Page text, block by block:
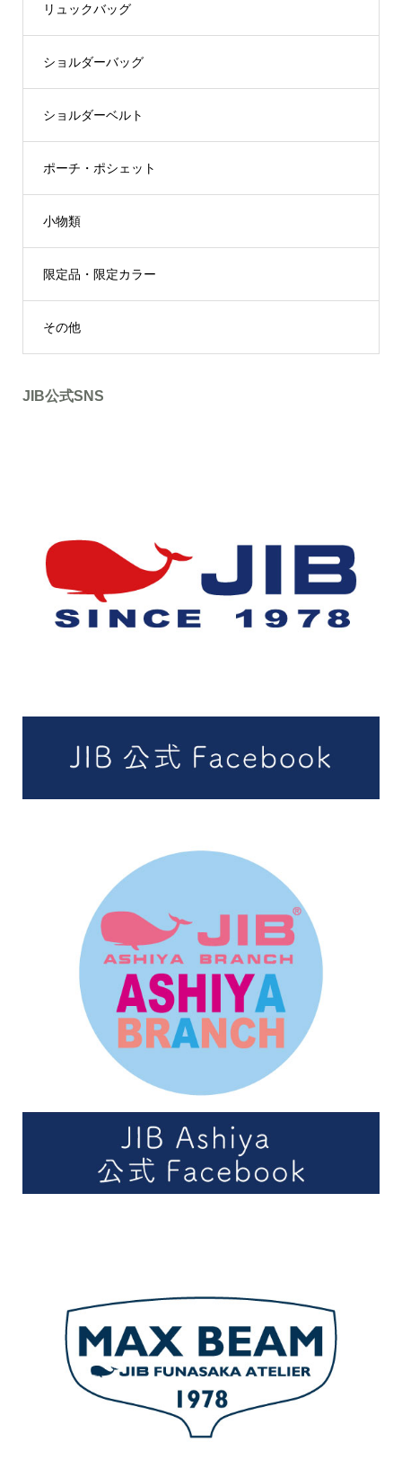
リュックバッグ
ショルダーバッグ
ショルダーベルト
ポーチ・ポシェット
小物類
限定品・限定カラー
その他
JIB公式SNS